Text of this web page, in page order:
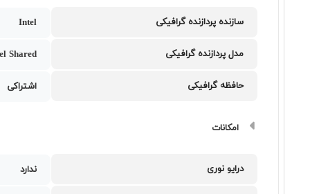
سازنده پردازنده گرافیکی Intel
مدل پردازنده گرافیکی Shared
حافظه گرافیکی اشتراکی
امکانات
درایو نوری ندارد